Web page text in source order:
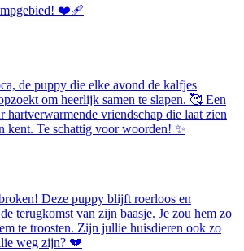
❤️‍🩹
de puppy die elke avond de kalfjes
om heerlijk samen te slapen. 🥰 Een
hartverwarmende vriendschap die laat zien
kent. Te schattig voor woorden! ✨
Deze puppy blijft roerloos en
terugkomst van zijn baasje. Je zou hem zo
te troosten. Zijn jullie huisdieren ook zo
weg zijn? 💔